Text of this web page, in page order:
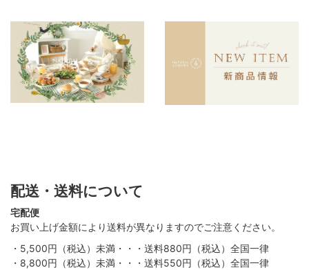
配送・送料について
宅配便
お買い上げ金額により送料が異なりますのでご注意ください。
・5,500円（税込）未満・・・送料880円（税込）全国一律
・8,800円（税込）未満・・・送料550円（税込）全国一律